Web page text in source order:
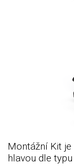
Montážní Kit
hlavou dle